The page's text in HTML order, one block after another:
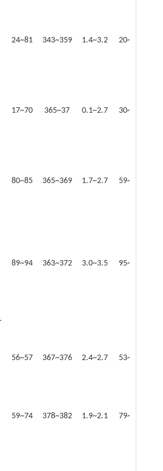
24~81 343~359 1.4~3.2 20~37
17~70 365~37 0.1~2.7 30~66
80~85 365~369 1.7~2.7 59~75
89~94 363~372 3.0~3.5 95~98
56~57 367~376 2.4~2.7 53~90
59~74 378~382 1.9~2.1 79~88